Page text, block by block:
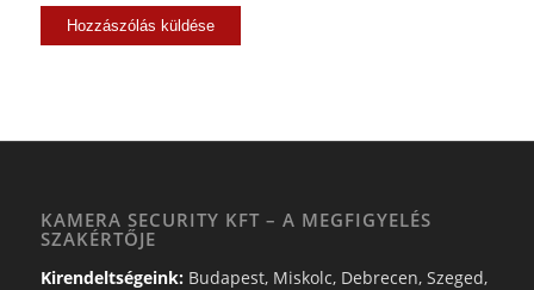
KAMERA SECURITY KFT – A MEGFIGYELÉS
SZAKÉRTŐJE
Kirendeltségeink:Budapest, Miskolc, Debrecen, Szeged,